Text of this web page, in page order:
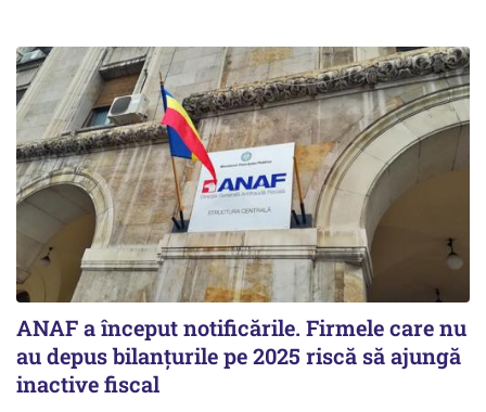
ANAF a început notificările. Firmele care nu
au depus bilanțurile pe 2025 riscă să ajungă
inactive fiscal